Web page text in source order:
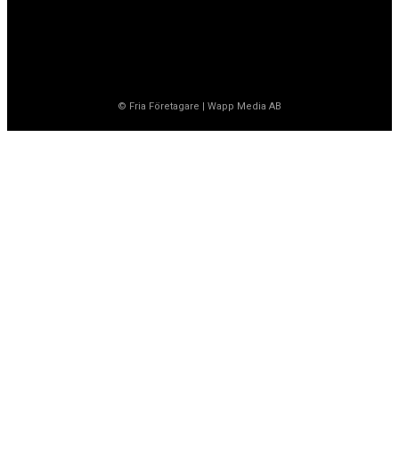
© Fria Företagare Wapp Media AB